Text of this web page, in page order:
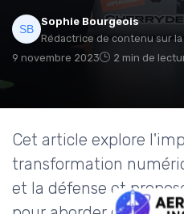
Sophie Bourgeois
Rédactrice de contenu sur
9 novembre 2023
2 min de
Cet article explore
transformation
et la défense et